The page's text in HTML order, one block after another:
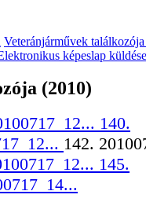
Veteránjárművek
képeslap
(2010)
140.
142.
145.